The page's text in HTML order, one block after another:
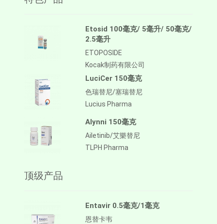
Etosid 100毫克/ 5毫升/ 50毫克/
2.5毫升
ETOPOSIDE
Kocak制药有限公司
LuciCer 150毫克
色瑞替尼/塞瑞替尼
Lucius Pharma
Alynni 150毫克
Ailetinib/艾樂替尼
TLPH Pharma
顶级产品
Entavir 0.5毫克/1毫克
恩替卡韦